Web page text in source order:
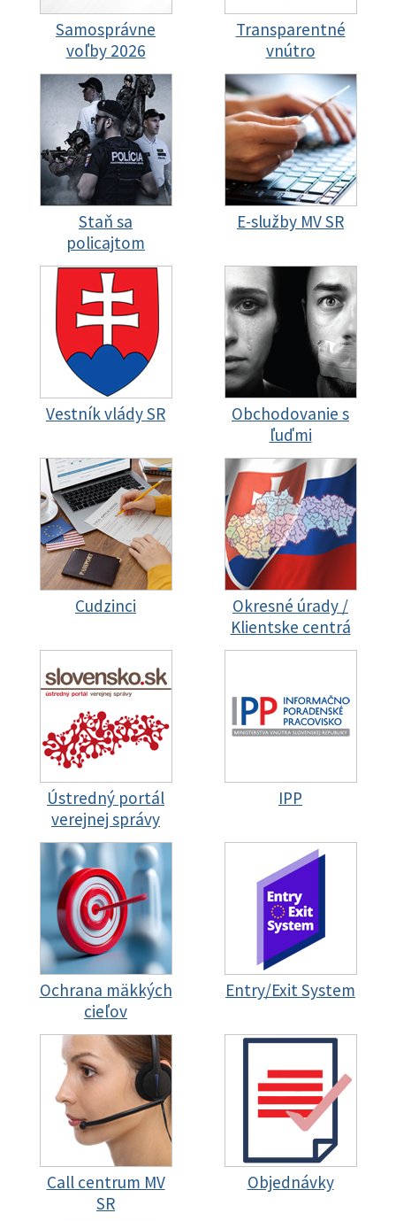
Samosprávne
voľby 2026
Transparentné
vnútro
Staň sa
policajtom
E-služby MV SR
Vestník vlády SR
Obchodovanie s
ľuďmi
Cudzinci
Okresné úrady /
Klientske centrá
Ústredný portál
verejnej správy
IPP
Ochrana mäkkých
cieľov
Entry/Exit System
Call centrum MV
SR
Objednávky